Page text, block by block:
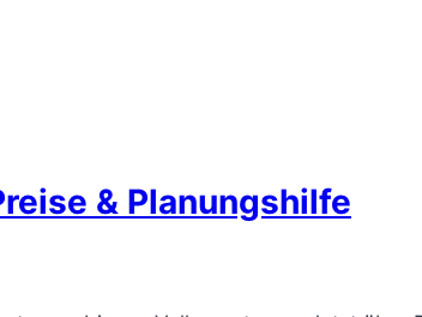
& Planungshilfe